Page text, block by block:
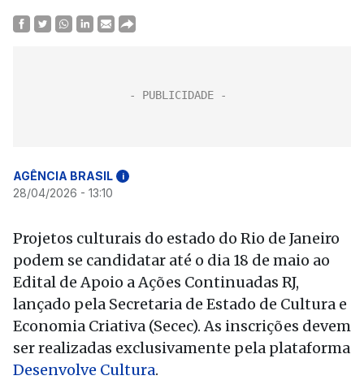
AGÊNCIA BRASIL i
28/04/2026 - 13:10
Projetos culturais do estado do Rio de Janeiro
podem se candidatar até o dia 18 de maio ao
Edital de Apoio a Ações Continuadas RJ,
lançado pela Secretaria de Estado de Cultura e
Economia Criativa (Secec). As inscrições devem
ser realizadas exclusivamente pela plataforma
Desenvolve Cultura.